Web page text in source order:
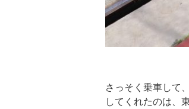
さっそく乗車して
してくれたのは、